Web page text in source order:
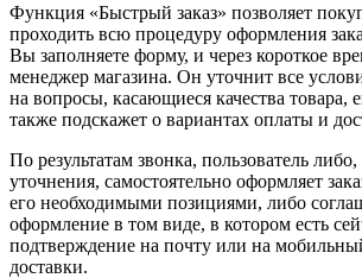
Функция «Быстрый заказ» позволяет
проходить всю процедуру оформления
Вы заполняете форму, и через короткое
менеджер магазина. Он уточнит все
на вопросы, касающиеся качества товара,
также подскажет о вариантах оплаты и
По результатам звонка, пользователь
уточнения, самостоятельно оформляет
его необходимыми позициями, либо
оформление в том виде, в котором есть
подтверждение на почту или на
доставки.